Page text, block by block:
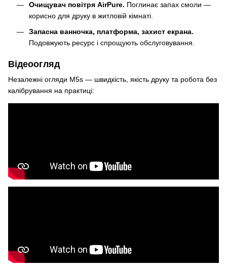
Очищувач повітря AirPure. Поглинає запах смоли —
корисно для друку в житловій кімнаті.
Запасна ванночка, платформа, захист екрана.
Подовжують ресурс і спрощують обслуговування.
Відеоогляд
Незалежні огляди M5s — швидкість, якість друку та робота без
калібрування на практиці: